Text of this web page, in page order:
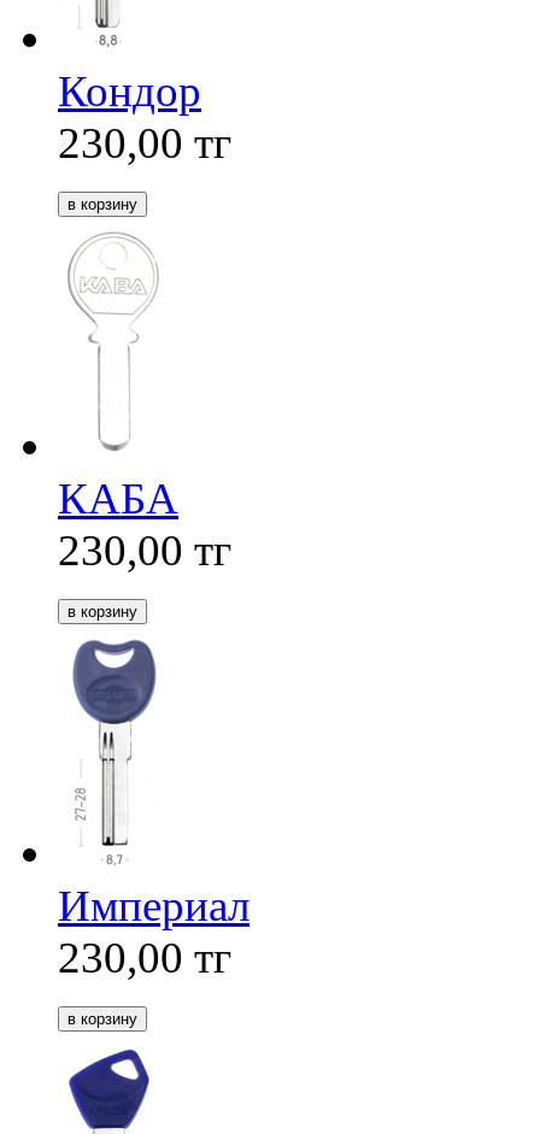
Кондор
230,00 тг
КАБА
230,00 тг
Империал
230,00 тг